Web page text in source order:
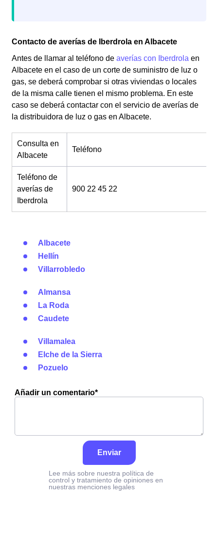
Contacto de averías de Iberdrola en Albacete
Antes de llamar al teléfono de averías con Iberdrola en
Albacete en el caso de un corte de suministro de luz o
gas, se deberá comprobar si otras viviendas o locales
de la misma calle tienen el mismo problema. En este
caso se deberá contactar con el servicio de averías de
la distribuidora de luz o gas en Albacete.
Consulta en
Albacete
Teléfono
Teléfono de
averías de
Iberdrola
900 22 45 22
Albacete
Hellín
Villarrobledo
Almansa
La Roda
Caudete
Villamalea
Elche de la Sierra
Pozuelo
Añadir un comentario*
Enviar
Lee más sobre nuestra política de
control y tratamiento de opiniones en
nuestras menciones legales